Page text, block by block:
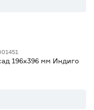
196х396 мм Индиго